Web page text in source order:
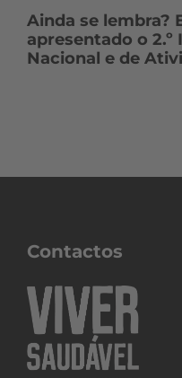
Ainda se lembra?
apresentado o
Nacional e de
Contactos